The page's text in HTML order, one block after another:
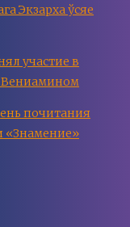
Экзарха ўсяе
участие в
Вениамином
почитания
«Знамение»